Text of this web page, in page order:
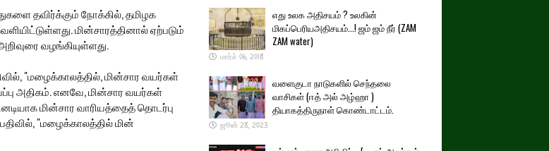
தவிர்க்கும் நோக்கில், தமிழக
மின்சாரத்தினால் ஏற்படும்
வழங்கியுள்ளது.
"மழைக்காலத்தில், மின்சார வயர்கள்
அதிகம். எனவே, மின்சார வயர்கள்
மின்சார வாரியத்தைத் தொடர்பு
"மழைக்காலத்தில் மின்
எது உலக அதிசயம் ? உலகின்
மிகப்பெரியஅதிசயம்...! ஜம் ஜம் நீர் (ZAM
ZAM water)
மார்ச் 06, 2018
வளைகுடா நாடுகளில் செந்தலை
வாசிகள் (ஈத் அல் அழ்ஹா )
தியாகத்திருநாள் கொண்டாட்டம்.
ஜூன் 28, 2023